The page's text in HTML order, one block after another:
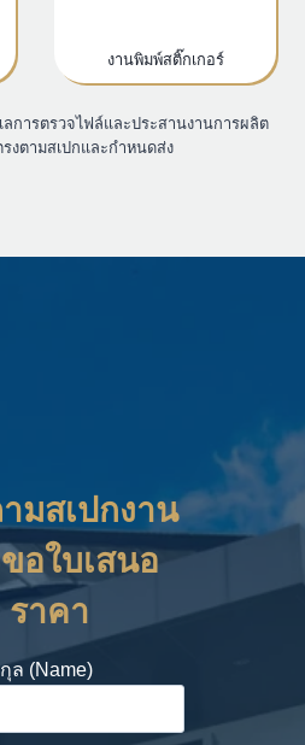
งานพิมพ์สติ๊กเกอร์
การตรวจไฟล์และประสานงานการผลิต
งตามสเปกและกำหนดส่ง
มสเปกงาน
อใบเสนอ
ราคา
ล (Name)